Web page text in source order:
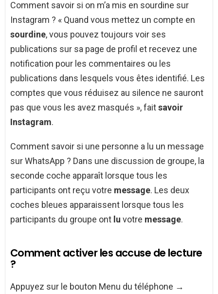
Comment savoir si on m’a mis en sourdine sur
Instagram ? « Quand vous mettez un compte en
sourdine, vous pouvez toujours voir ses
publications sur sa page de profil et recevez une
notification pour les commentaires ou les
publications dans lesquels vous êtes identifié. Les
comptes que vous réduisez au silence ne sauront
pas que vous les avez masqués », faitsavoir
Instagram.
Comment savoir si une personne a lu un message
sur WhatsApp ? Dans une discussion de groupe, la
seconde coche apparaît lorsque tous les
participants ont reçu votre message. Les deux
coches bleues apparaissent lorsque tous les
participants du groupe ont lu votre message.
Comment activer les accuse de lecture
?
Appuyez sur le bouton Menu du téléphone →